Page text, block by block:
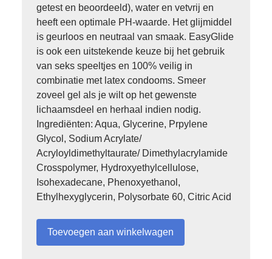
getest en beoordeeld), water en vetvrij en
heeft een optimale PH-waarde. Het glijmiddel
is geurloos en neutraal van smaak. EasyGlide
is ook een uitstekende keuze bij het gebruik
van seks speeltjes en 100% veilig in
combinatie met latex condooms. Smeer
zoveel gel als je wilt op het gewenste
lichaamsdeel en herhaal indien nodig.
Ingrediënten: Aqua, Glycerine, Prpylene
Glycol, Sodium Acrylate/
Acryloyldimethyltaurate/ Dimethylacrylamide
Crosspolymer, Hydroxyethylcellulose,
Isohexadecane, Phenoxyethanol,
Ethylhexyglycerin, Polysorbate 60, Citric Acid